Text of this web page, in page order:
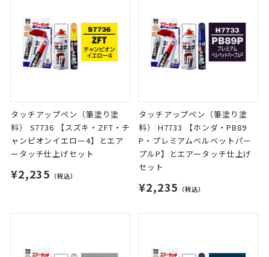
タッチアップペン（筆塗り塗
料） S7736 【スズキ・ZFT・チ
ャンピオンイエロー4】とエア
ータッチ仕上げセット
¥2,235 （税込）
タッチアップペン（筆塗り塗
料） H7733 【ホンダ・PB89
P・プレミアムベルベットパー
プルP】とエアータッチ仕上げ
セット
¥2,235 （税込）